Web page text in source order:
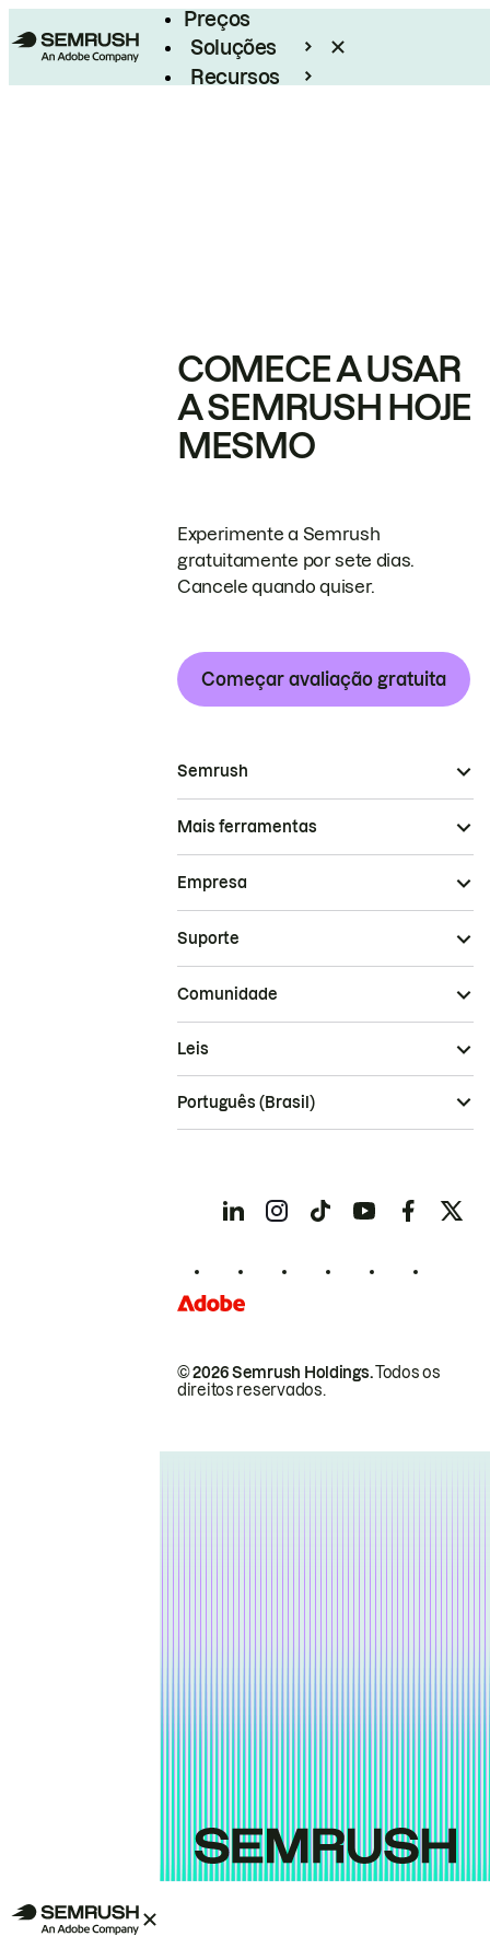
Preços
Soluções
Recursos
COMECE A USAR
A SEMRUSH HOJE
MESMO
Experimente a Semrush
gratuitamente por sete dias.
Cancele quando quiser.
Começar avaliação gratuita
Semrush
Mais ferramentas
Empresa
Suporte
Comunidade
© 2026 Semrush Holdings.Todos os
direitos reservados.
Leis
Português (Brasil)